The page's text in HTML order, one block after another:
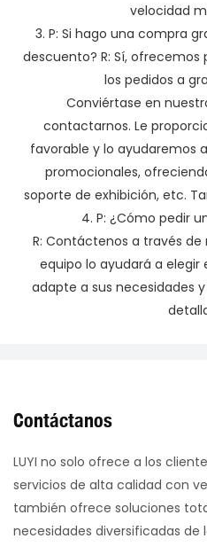
velocidad
3. P: Si hago una compra
descuento? R: Sí,
los pedidos a
Conviértase en
contactarnos. Le
favorable y lo ayudaremos
promocionales,
soporte de exhibición, etc.
4. P: ¿Cómo pedir
R: Contáctenos a través de
equipo lo ayudará a elegir
adapte a sus necesidades
Contáctanos
LUYI no solo ofrece a los
servicios de alta calidad con
también ofrece soluciones
necesidades diversificadas de